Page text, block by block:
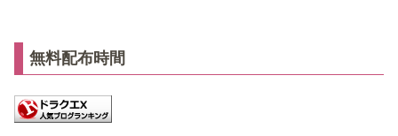
無料配布時間